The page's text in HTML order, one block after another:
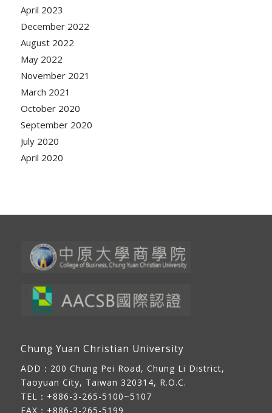
April 2023
December 2022
August 2022
May 2022
November 2021
March 2021
October 2020
September 2020
July 2020
April 2020
Chung Yuan Christian University
ADD： 200 Chung Pei Road, Chung Li District,
Taoyuan City, Taiwan 320314, R.O.C.
TEL：+886-3-265-5100~5107
FAX：+886-3-265-5199